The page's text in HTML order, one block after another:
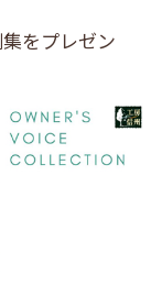
をプレゼン